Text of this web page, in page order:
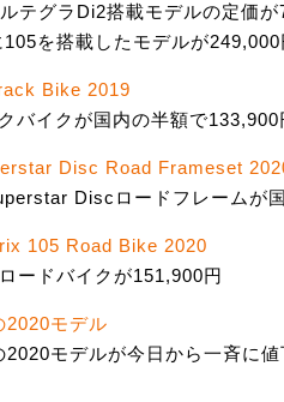
テグラDi2搭載モデルの定価
を搭載したモデルが249,000
Bike 2019
バイクが国内の半額で133,900
Disc Road Frameset
Discロードフレームが
105 Road Bike 2020
ードバイクが151,900円
モデル
モデルが今日から一斉に